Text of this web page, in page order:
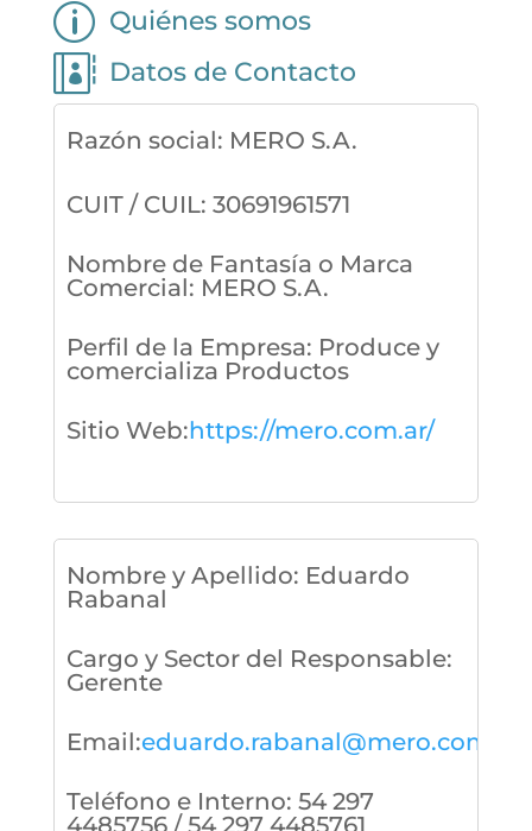
p Quiénes somos
 Datos de Contacto
Razón social: MERO S.A.
CUIT / CUIL: 30691961571
Nombre de Fantasía o Marca
Comercial: MERO S.A.
Perfil de la Empresa: Produce y
comercializa Productos
Sitio Web:https://mero.com.ar/
Nombre y Apellido: Eduardo
Rabanal
Cargo y Sector del Responsable:
Gerente
Email:eduardo.rabanal@mero.com.ar
Teléfono e Interno: 54 297
4485756 / 54 297 4485761